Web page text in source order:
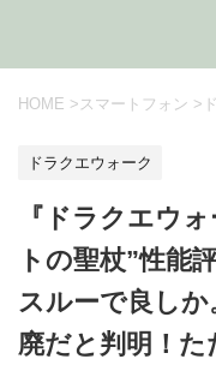
HOME > スマートフォン >
ドラクエウォーク
『ドラクエウ
トの聖杖”性能
スルーで良し
廃だと判明！